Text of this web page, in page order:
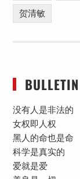
贺清敏
没有人是非法的
女权即人权
黑人的命也是命
科学是真实的
爱就是爱